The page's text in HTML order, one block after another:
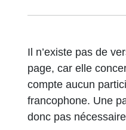
Il n’existe pas de
page, car elle
compte aucun
francophone. Une
donc pas